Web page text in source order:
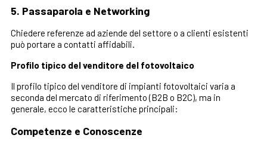
5. Passaparola e Networking
Chiedere referenze ad aziende del settore o a clienti esistenti
può portare a contatti affidabili.
Profilo tipico del venditore del fotovoltaico
Il profilo tipico del venditore di impianti fotovoltaici varia a
seconda del mercato di riferimento (B2B o B2C), ma in
generale, ecco le caratteristiche principali:
Competenze e Conoscenze